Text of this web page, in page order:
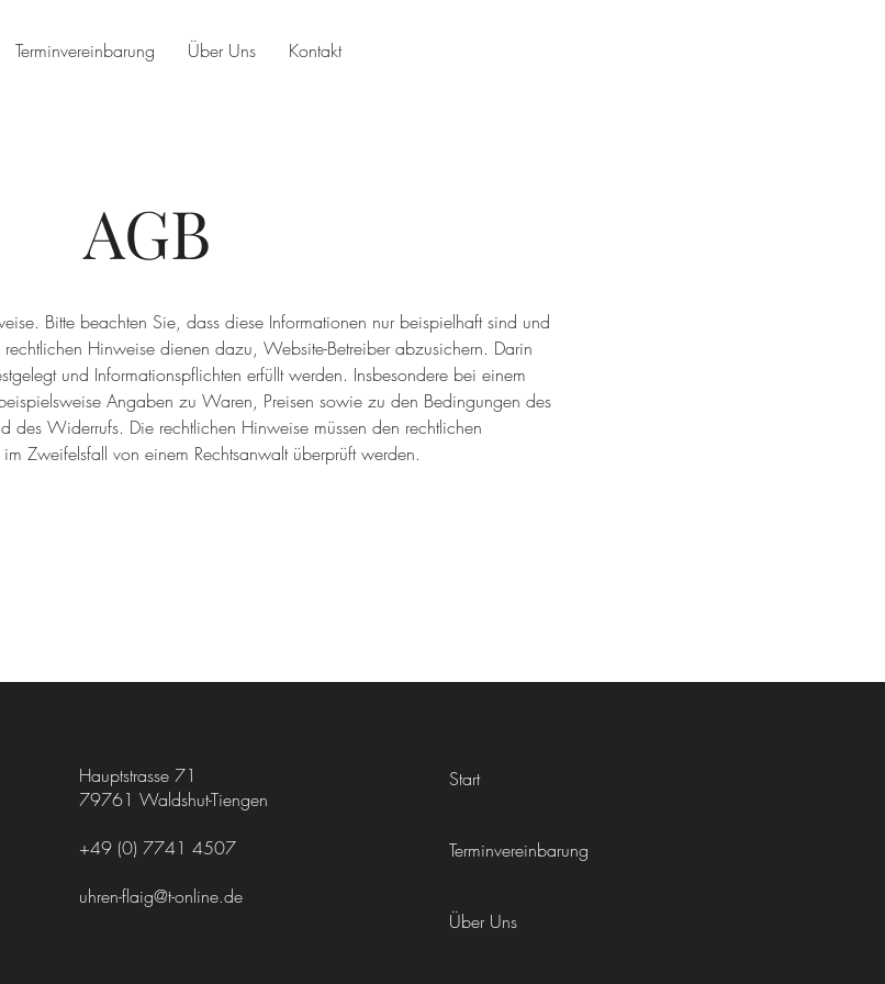
Terminvereinbarung Über Uns Kontakt
AGB
Bitte beachten Sie, dass diese Informationen nur beispielhaft sind und
Hinweise dienen dazu, Website-Betreiber abzusichern. Darin
und Informationspflichten erfüllt werden. Insbesondere bei einem
Angaben zu Waren, Preisen sowie zu den Bedingungen des
des Widerrufs. Die rechtlichen Hinweise müssen den rechtlichen
Zweifelsfall von einem Rechtsanwalt überprüft werden.
Hauptstrasse 71
79761 Waldshut-Tiengen
+49 (0) 7741 4507
uhren-flaig@t-online.de
Start
Terminvereinbarung
Über Uns